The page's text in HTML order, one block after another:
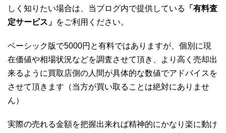
しく知りたい場合は、当ブログ内で提供している
「有料査
定サービス」 をご利用ください。
ベーシック版で5000円と有料ではありますが、個別に現
在価値や相場状況などを調査させて頂き、より高く売却出
来るように買取店側の人間が具体的な数値でアドバイスを
させて頂きます（当方が買い取ることは絶対にありませ
ん）
実際の売れる金額を把握出来れば精神的にかなり楽に動け